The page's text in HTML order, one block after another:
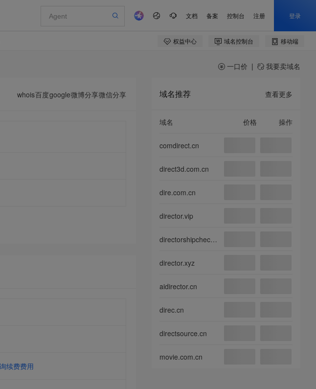
一口价 | 我要卖域名
whois百度google微博分享微信分享
续费费用
域名推荐 查看更多
域名 价格 操作
comdirect.cn
direct3d.com.cn
dire.com.cn
director.vip
directorshipcheck.com
director.xyz
aidirector.cn
direc.cn
directsource.cn
movie.com.cn